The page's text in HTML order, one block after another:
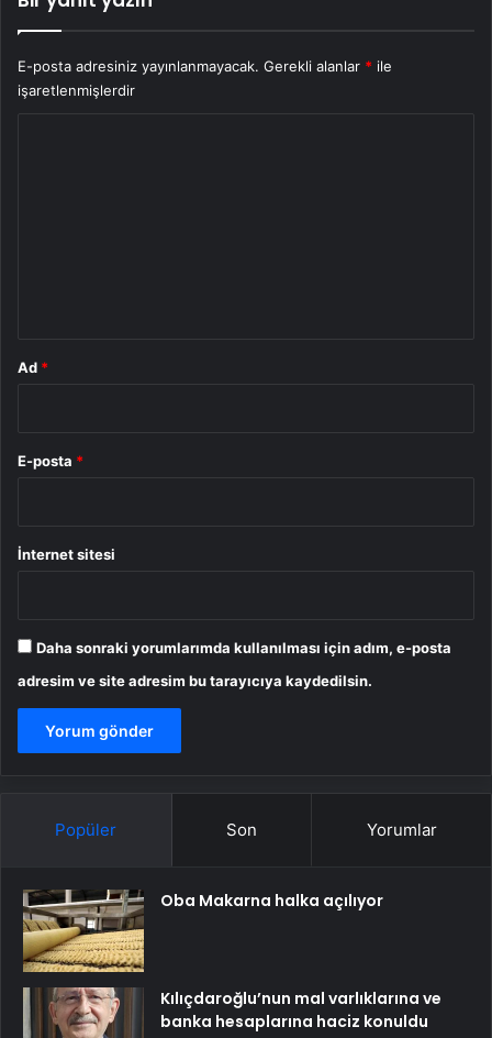
E-posta adresiniz yayınlanmayacak. Gerekli alanlar * ile
işaretlenmişlerdir
Ad *
E-posta *
İnternet sitesi
Daha sonraki yorumlarımda kullanılması için adım, e-posta
adresim ve site adresim bu tarayıcıya kaydedilsin.
Popüler Son Yorumlar
Oba Makarna halka açılıyor
Kılıçdaroğlu’nun mal varlıklarına ve
banka hesaplarına haciz konuldu